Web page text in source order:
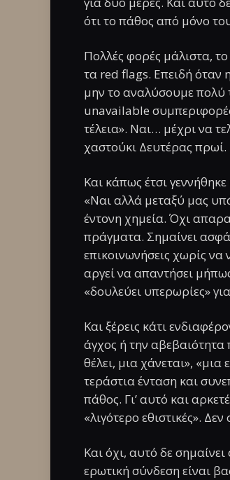
ότι το πάθος από μόνο
Πολλές φορές μάλιστα,
τα red flags. Επειδή όταν
μην το αναλύσουμε πολύ
unavailable
τέλεια». Ναι… μέχρι να
χαστούκι Δευτέρας πρωί.
Και κάπως έτσι
«Ναι αλλά μεταξύ μας
έντονη χημεία. Όχι
πράγματα. Σημαίνει
επικοινωνήσεις χωρίς να
αργεί να απαντήσει
«δουλεύει υπερωρίες»
Και ξέρεις κάτι
άγχος ή την
θέλει, μια χάνεται», «μια
τεράστια ένταση και
πάθος. Γι’ αυτό και
«λιγότερο εθιστικές».
Και όχι, αυτό δε
ερωτική σύνδεση είναι